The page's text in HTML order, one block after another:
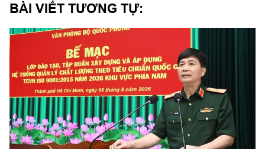
BÀI VIẾT TƯƠNG TỰ: